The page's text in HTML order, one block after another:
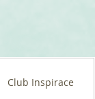
Club Inspirace